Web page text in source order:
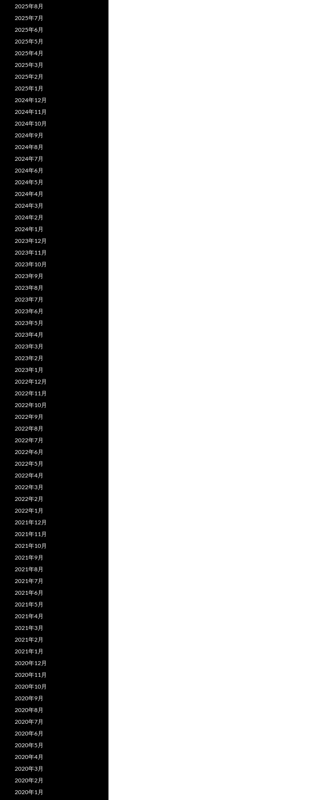
2025年8月
2025年7月
2025年6月
2025年5月
2025年4月
2025年3月
2025年2月
2025年1月
2024年12月
2024年11月
2024年10月
2024年9月
2024年8月
2024年7月
2024年6月
2024年5月
2024年4月
2024年3月
2024年2月
2024年1月
2023年12月
2023年11月
2023年10月
2023年9月
2023年8月
2023年7月
2023年6月
2023年5月
2023年4月
2023年3月
2023年2月
2023年1月
2022年12月
2022年11月
2022年10月
2022年9月
2022年8月
2022年7月
2022年6月
2022年5月
2022年4月
2022年3月
2022年2月
2022年1月
2021年12月
2021年11月
2021年10月
2021年9月
2021年8月
2021年7月
2021年6月
2021年5月
2021年4月
2021年3月
2021年2月
2021年1月
2020年12月
2020年11月
2020年10月
2020年9月
2020年8月
2020年7月
2020年6月
2020年5月
2020年4月
2020年3月
2020年2月
2020年1月